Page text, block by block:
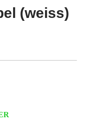
(weiss)